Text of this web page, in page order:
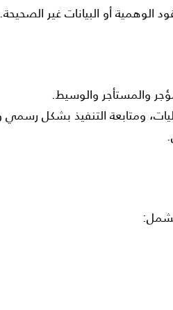
الوهمية أو البيانات غير الصحيحة.
والمستأجر والوسيط.
ومتابعة التنفيذ بشكل